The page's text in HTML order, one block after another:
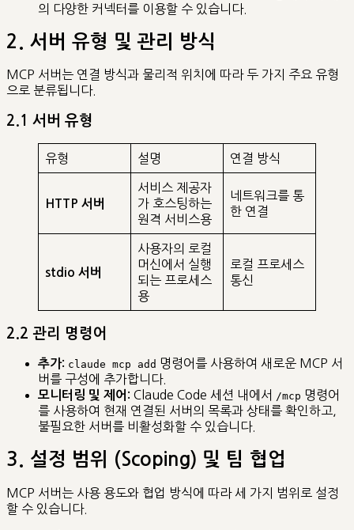
의 다양한 커넥터를 이용할 수 있습니다.
2. 서버 유형 및 관리 방식
MCP 서버는 연결 방식과 물리적 위치에 따라 두 가지 주요 유형
으로 분류됩니다.
2.1 서버 유형
유형 설명 연결 방식
HTTP 서버
서비스 제공자
가 호스팅하는
원격 서비스용
네트워크를 통
한 연결
stdio 서버
사용자의 로컬
머신에서 실행
되는 프로세스
용
로컬 프로세스
통신
2.2 관리 명령어
추가: claude mcp add 명령어를 사용하여 새로운 MCP 서
버를 구성에 추가합니다.
모니터링 및 제어: Claude Code 세션 내에서 /mcp 명령어
를 사용하여 현재 연결된 서버의 목록과 상태를 확인하고,
불필요한 서버를 비활성화할 수 있습니다.
3. 설정 범위 (Scoping) 및 팀 협업
MCP 서버는 사용 용도와 협업 방식에 따라 세 가지 범위로 설정
할 수 있습니다.